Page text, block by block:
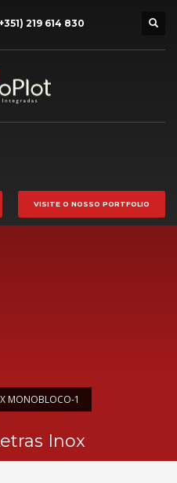
219 614 830
VISITE O NOSSO PORTFOLIO
MONOBLOCO-1
Inox